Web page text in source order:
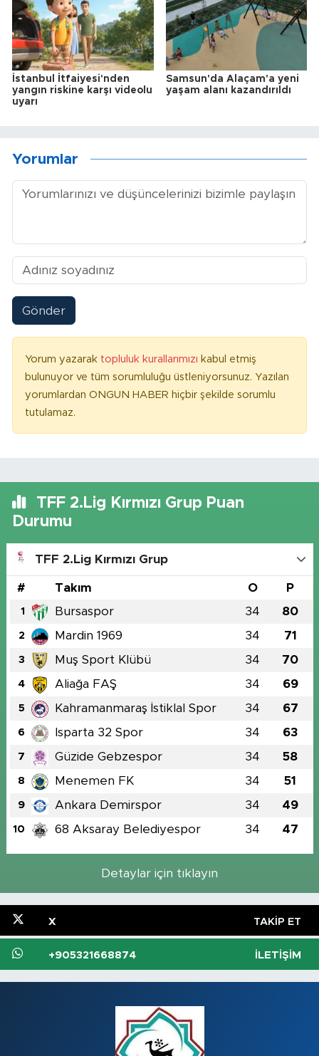
İstanbul İtfaiyesi'nden
yangın riskine karşı videolu
uyarı
Samsun'da Alaçam'a yeni
yaşam alanı kazandırıldı
Yorumlar
Gönder
Yorum yazarak topluluk kurallarımızı kabul etmiş
bulunuyor ve tüm sorumluluğu üstleniyorsunuz. Yazılan
yorumlardan ONGUN HABER hiçbir şekilde sorumlu
tutulamaz.
TFF 2.Lig Kırmızı Grup Puan
Durumu
TFF 2.Lig Kırmızı Grup
# Takım O P
1 Bursaspor 34 80
2 Mardin 1969 34 71
3 Muş Sport Klübü 34 70
4 Aliağa FAŞ 34 69
5 Kahramanmaraş İstiklal Spor 34 67
6 Isparta 32 Spor 34 63
7 Güzide Gebzespor 34 58
8 Menemen FK 34 51
9 Ankara Demirspor 34 49
10 68 Aksaray Belediyespor 34 47
Detaylar için tıklayın
X TAKIP ET
+905321668874 İLETIŞIM